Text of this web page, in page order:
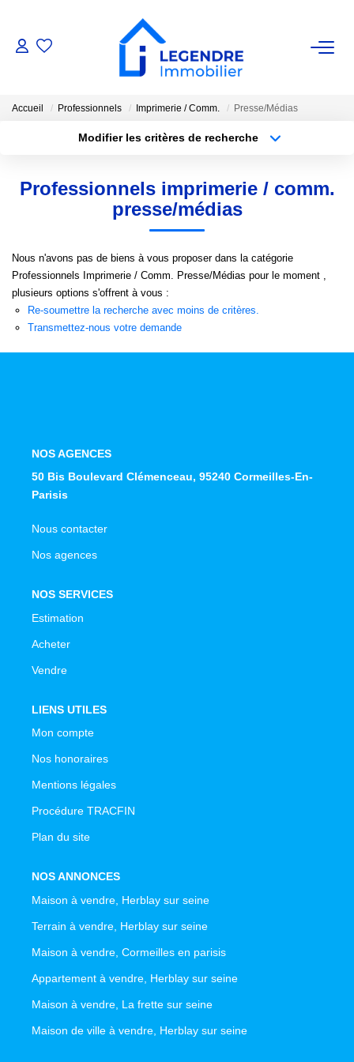
VENTE
Nos Biens Vendus
ESTIMATION
Qui Sommes-Nous ?
Notre Équipe
ACTUALITÉS
Accueil Professionnels Imprimerie / Comm. Presse/Médias
Modifier les critères de recherche
Budget max
Professionnels imprimerie / comm.
presse/médias
Nous n'avons pas de biens à vous proposer dans la catégorie
Professionnels Imprimerie / Comm. Presse/Médias pour le moment ,
plusieurs options s'offrent à vous :
Re-soumettre la recherche avec moins de critères.
Transmettez-nous votre demande
NOS AGENCES
50 Bis Boulevard Clémenceau, 95240 Cormeilles-En-
Parisis
Nous contacter
Nos agences
NOS SERVICES
Estimation
Acheter
Vendre
LIENS UTILES
Mon compte
Nos honoraires
Mentions légales
Procédure TRACFIN
Plan du site
NOS ANNONCES
Maison à vendre, Herblay sur seine
Terrain à vendre, Herblay sur seine
Maison à vendre, Cormeilles en parisis
Appartement à vendre, Herblay sur seine
Maison à vendre, La frette sur seine
Maison de ville à vendre, Herblay sur seine